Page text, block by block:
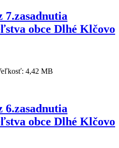
7.zasadnutia
obce Dlhé Klčovo
4,42 MB
6.zasadnutia
obce Dlhé Klčovo